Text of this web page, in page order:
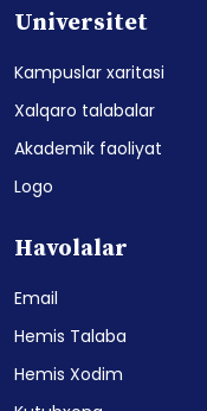
Universitet
Kampuslar xaritasi
Xalqaro talabalar
Akademik faoliyat
Logo
Havolalar
Email
Hemis Talaba
Hemis Xodim